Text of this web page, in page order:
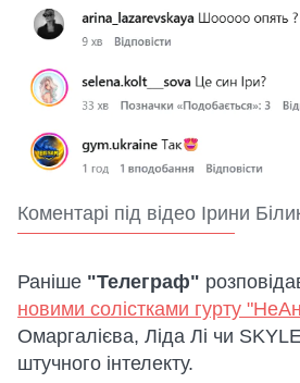
Коментарі під відео Ірини
Раніше "Телеграф"
новими солістками гурту
Омаргалієва, Ліда Лі чи
штучного інтелекту.